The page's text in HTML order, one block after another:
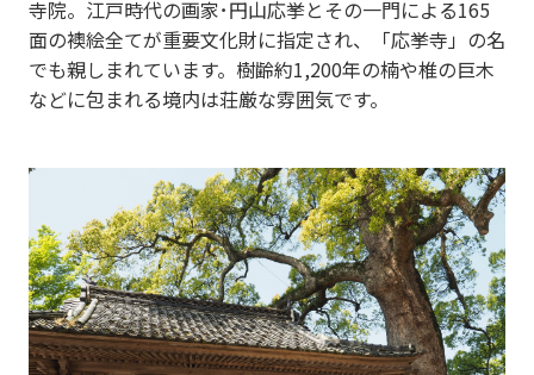
o
u
s
寺院。江戸時代の画家･円山応挙とその一門による165
面の襖絵全てが重要文化財に指定され、「応挙寺」の名
でも親しまれています。樹齢約1,200年の楠や椎の巨木
などに包まれる境内は荘厳な雰囲気です。